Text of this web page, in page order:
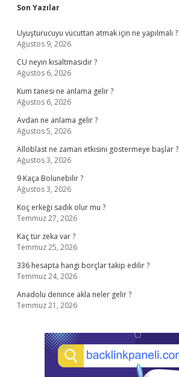
Sidebar
Son Yazılar
Uyuşturucuyu vücuttan atmak için ne yapılmalı ?
Ağustos 9, 2026
CU neyin kısaltmasıdır ?
Ağustos 6, 2026
Kum tanesi ne anlama gelir ?
Ağustos 6, 2026
Avdan ne anlama gelir ?
Ağustos 5, 2026
Alloblast ne zaman etkisini göstermeye başlar ?
Ağustos 3, 2026
9 Kaça Bolunebilir ?
Ağustos 3, 2026
Koç erkeği sadık olur mu ?
Temmuz 27, 2026
Kaç tür zeka var ?
Temmuz 25, 2026
336 hesapta hangi borçlar takip edilir ?
Temmuz 24, 2026
Anadolu denince akla neler gelir ?
Temmuz 21, 2026